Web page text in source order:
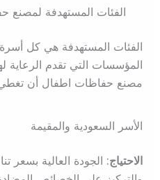
الفئات المستهدفة لمصنع
الفئات المستهدفة هي كل أسرة
المؤسسات التي تقدم الرعاية
مصنع حفاظات اطفال أن تغطي
الأسر السعودية والمقيمة
الاحتياج:الجودة العالية بسعر